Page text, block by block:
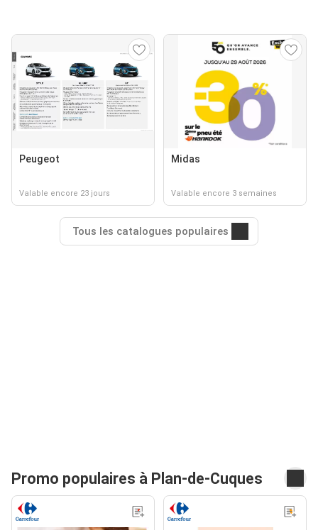
Peugeot
Valable encore 23 jours
Midas
Valable encore 3 semaines
Tous les catalogues populaires
Promo populaires à Plan-de-Cuques